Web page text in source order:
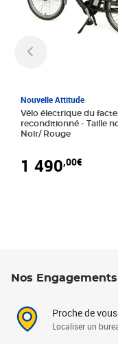
Nouvelle Attitude
Vélo électrique du
reconditionné - Taille normale -
Noir/ Rouge
1 490,00€
Nos Engagements
Proche de vous
Localiser un